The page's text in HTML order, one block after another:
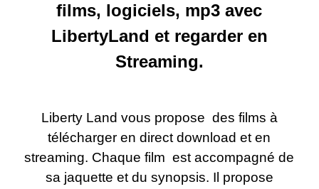
films, logiciels, mp3 avec
LibertyLand et regarder en
Streaming.
Liberty Land vous propose des films à
télécharger en direct download et en
streaming. Chaque film est accompagné de
sa jaquette et du synopsis. Il propose